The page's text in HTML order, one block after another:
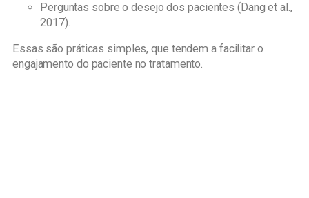
Perguntas sobre o desejo dos pacientes (Dang et al.,
2017).
Essas são práticas simples, que tendem a facilitar o
engajamento do paciente no tratamento.